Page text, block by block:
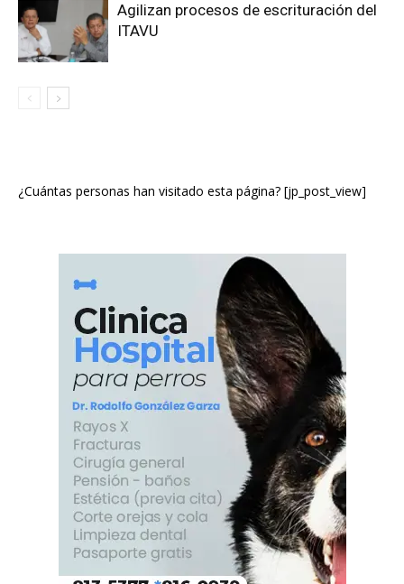
Agilizan procesos de escrituración del
ITAVU
¿Cuántas personas han visitado esta página? [jp_post_view]